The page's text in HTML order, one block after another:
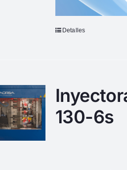
Detalles
130-6s